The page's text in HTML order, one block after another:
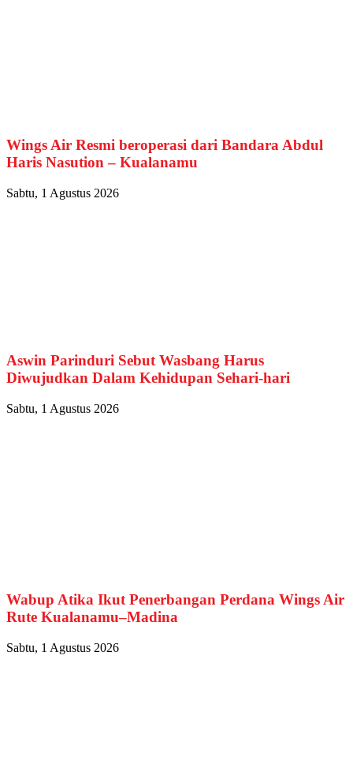
Wings Air Resmi beroperasi dari Bandara Abdul
Haris Nasution – Kualanamu
Sabtu, 1 Agustus 2026
Aswin Parinduri Sebut Wasbang Harus
Diwujudkan Dalam Kehidupan Sehari-hari
Sabtu, 1 Agustus 2026
Wabup Atika Ikut Penerbangan Perdana Wings Air
Rute Kualanamu–Madina
Sabtu, 1 Agustus 2026